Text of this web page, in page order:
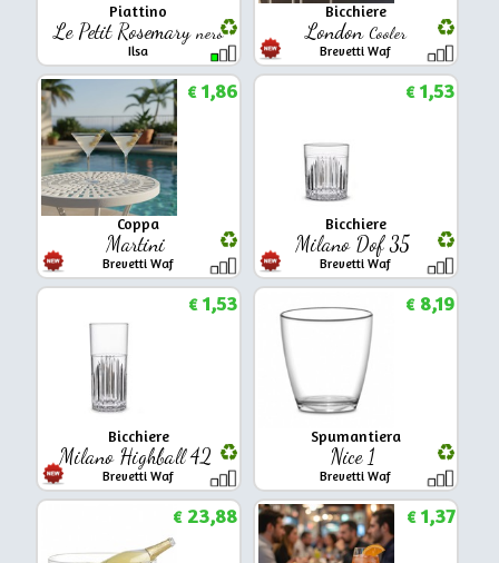
Piattino
Le Petit Rosemary nero
Ilsa
Bicchiere
London Cooler
Brevetti Waf
Coppa
Martini
Brevetti Waf
€1,86
Bicchiere
Milano Dof 35
Brevetti Waf
€1,53
Bicchiere
Milano Highball 42
Brevetti Waf
€1,53
Spumantiera
Nice 1
Brevetti Waf
€8,19
€23,88 €1,37